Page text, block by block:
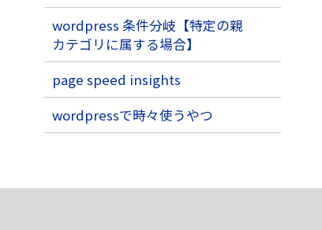
wordpress 条件分岐【特定の親
カテゴリに属する場合】
page speed insights
wordpressで時々使うやつ